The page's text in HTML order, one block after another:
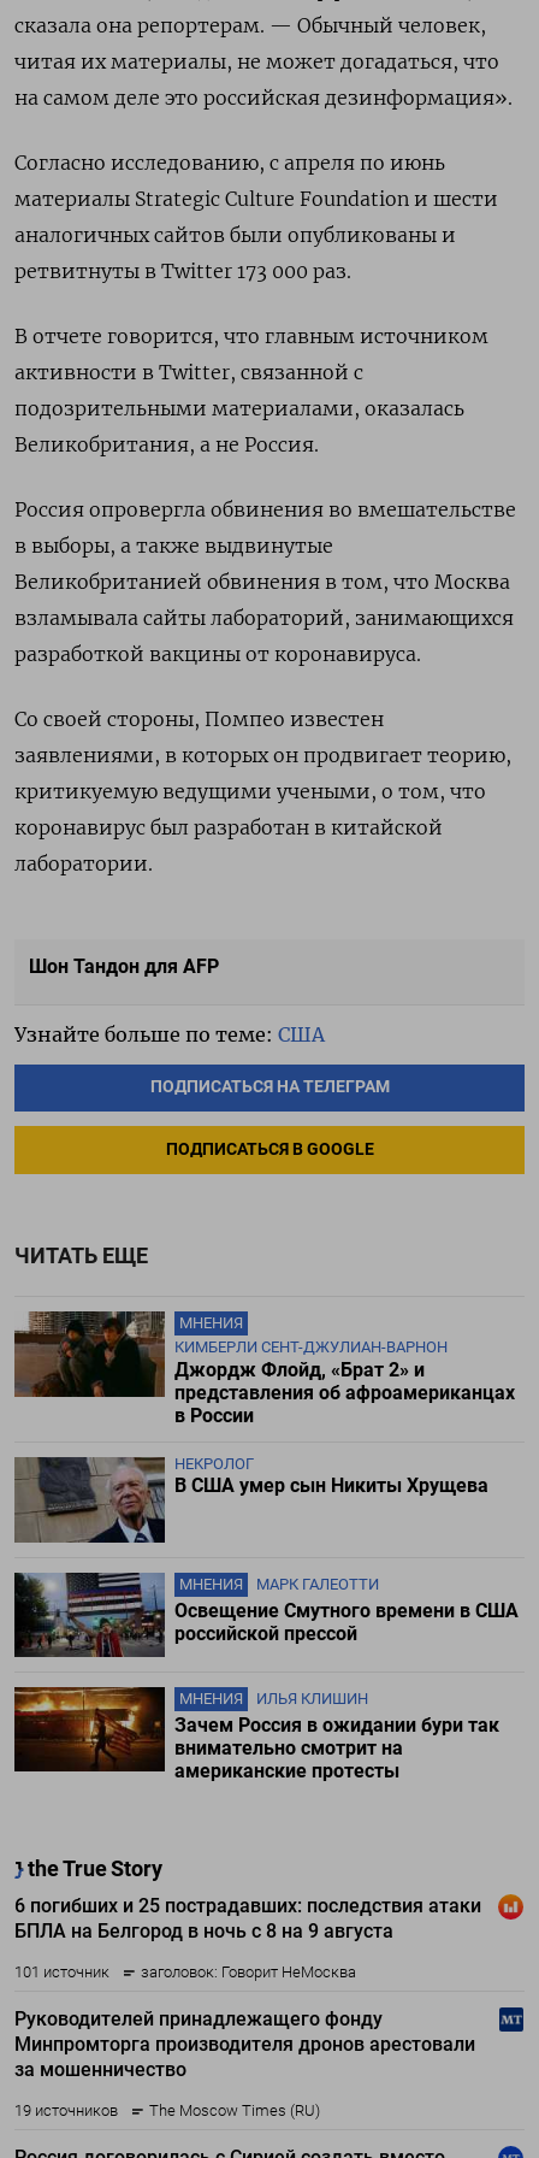
сказала она репортерам. — Обычный человек,
читая их материалы, не может догадаться, что
на самом деле это российская дезинформация».
Согласно исследованию, с апреля по июнь
материалы Strategic Culture Foundation и шести
аналогичных сайтов были опубликованы и
ретвитнуты в Twitter 173 000 раз.
В отчете говорится, что главным источником
активности в Twitter, связанной с
подозрительными материалами, оказалась
Великобритания, а не Россия.
Россия опровергла обвинения во вмешательстве
в выборы, а также выдвинутые
Великобританией обвинения в том, что Москва
взламывала сайты лабораторий, занимающихся
разработкой вакцины от коронавируса.
Со своей стороны, Помпео известен
заявлениями, в которых он продвигает теорию,
критикуемую ведущими учеными, о том, что
коронавирус был разработан в китайской
лаборатории.
Шон Тандон для AFP
Узнайте больше по теме: США
ПОДПИСАТЬСЯ НА ТЕЛЕГРАМ
ПОДПИСАТЬСЯ В GOOGLE
ЧИТАТЬ ЕЩЕ
МНЕНИЯ
КИМБЕРЛИ СЕНТ-ДЖУЛИАН-ВАРНОН
Джордж Флойд, «Брат 2» и
представления об афроамериканцах
в России
НЕКРОЛОГ
В США умер сын Никиты Хрущева
МНЕНИЯ МАРК ГАЛЕОТТИ
Освещение Cмутного времени в США
российской прессой
МНЕНИЯ ИЛЬЯ КЛИШИН
Зачем Россия в ожидании бури так
внимательно смотрит на
американские протесты